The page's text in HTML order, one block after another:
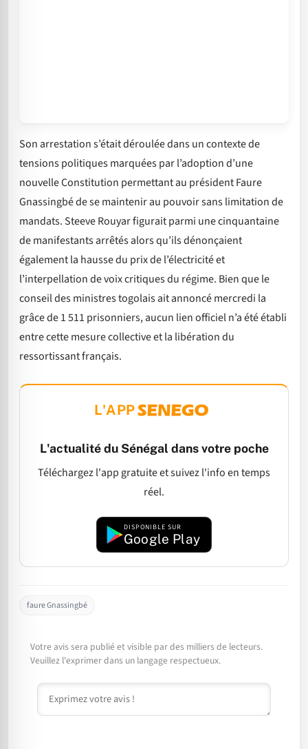
Son arrestation s’était déroulée dans un contexte de
tensions politiques marquées par l’adoption d’une
nouvelle Constitution permettant au président Faure
Gnassingbé de se maintenir au pouvoir sans limitation de
mandats. Steeve Rouyar figurait parmi une cinquantaine
de manifestants arrêtés alors qu’ils dénonçaient
également la hausse du prix de l’électricité et
l’interpellation de voix critiques du régime. Bien que le
conseil des ministres togolais ait annoncé mercredi la
grâce de 1 511 prisonniers, aucun lien officiel n’a été établi
entre cette mesure collective et la libération du
ressortissant français.
L'APP
L'actualité du Sénégal dans votre poche
Téléchargez l'app gratuite et suivez l'info en temps
réel.
DISPONIBLE SUR
Google Play
faure Gnassingbé
Votre avis sera publié et visible par des milliers de lecteurs.
Veuillez l'exprimer dans un langage respectueux.
Commentaire